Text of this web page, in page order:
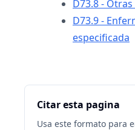
D73.8 -
D73.9 -
especificada
Citar esta pagina
Usa este formato para